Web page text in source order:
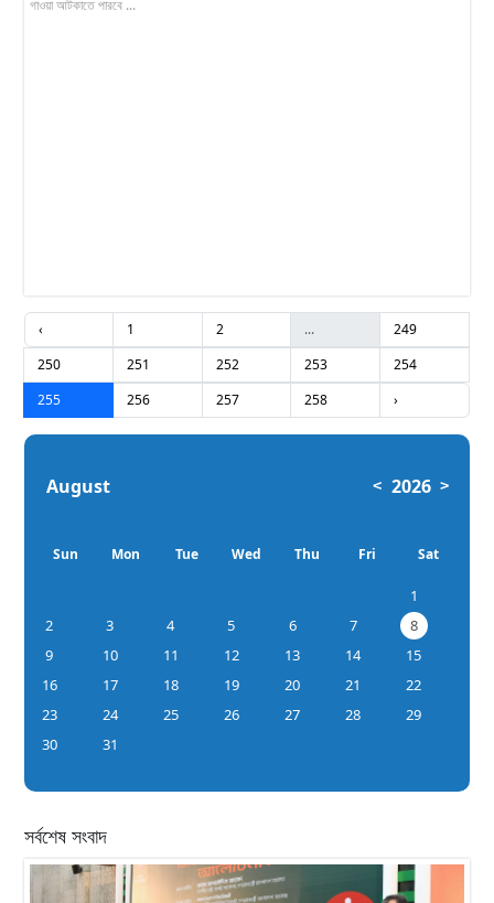
গাওয়া আটকাতে পারবে ...
‹ 1 2 ...
249
250
251 252 253
254
255
256 257 258 ›
August < 2026 >
Sun Mon Tue Wed Thu Fri Sat
1
2
3 4 5 6 7
8
9
10 11 12 13 14
15
16
17 18 19 20 21
22
23
24 25 26 27 28
29
30
31
সর্বশেষ সংবাদ